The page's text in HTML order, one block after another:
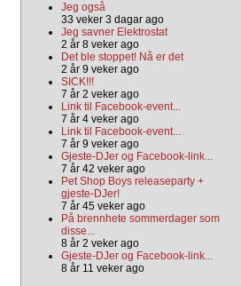
Jeg også
33 veker 3 dagar ago
Jeg savner Elektrostat
2 år 8 veker ago
Det ble stoppet! Nå er det
2 år 9 veker ago
SICK!!!
7 år 2 veker ago
Link til Facebook-event...
7 år 4 veker ago
Link til Facebook-event...
7 år 9 veker ago
Gjeste-DJer og Facebook-link...
7 år 42 veker ago
Pet Shop Boys releaseparty +
gjeste-DJer!
7 år 45 veker ago
På brennhete sommerdager som
disse...
8 år 2 veker ago
Gjeste-DJer og Facebook-link...
8 år 11 veker ago